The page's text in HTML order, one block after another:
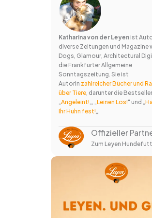
Katharina von der Leyen ist
diverse Zeitungen und Magazine
Dogs, Glamour, Architectural
die Frankfurter Allgemeine
Sonntagszeitung. Sie ist
Autorin zahlreicher Bücher und
über Tiere , darunter die Bestseller
„Angeleint! „, „Leinen Los!“ und „
Ihr Huhn fest!
Offizieller
Zum Leyen